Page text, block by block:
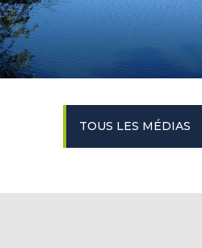
TOUS LES MÉDIAS